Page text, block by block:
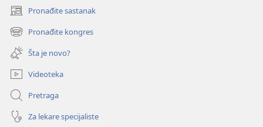
Pronađite sastanak
(otvara
novi
prozor)
Pronađite kongres
(otvara
novi
prozor)
Šta je novo?
Videoteka
Pretraga
Za lekare specijaliste